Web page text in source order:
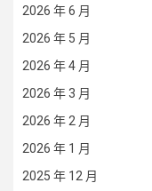
2026 年 6 月
2026 年 5 月
2026 年 4 月
2026 年 3 月
2026 年 2 月
2026 年 1 月
2025 年 12 月